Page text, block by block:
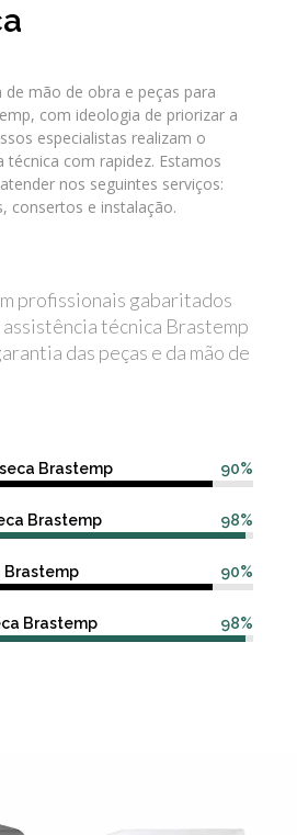
mão de obra e peças para
com ideologia de priorizar a
especialistas realizam o
técnica com rapidez. Estamos
nos seguintes serviços:
consertos e instalação.
profissionais gabaritados
assistência técnica Brastemp
das peças e da mão de
90%
Brastemp
98%
Brastemp
90%
Brastemp
98%
Brastemp